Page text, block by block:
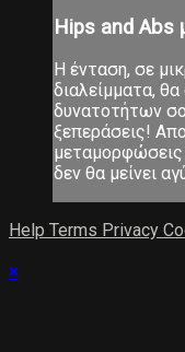
Hips and Abs
Η ένταση, σε
διαλείμματα,
δυνατοτήτων
ξεπεράσεις!
δεν θα μείνει
Help Terms Privacy
×